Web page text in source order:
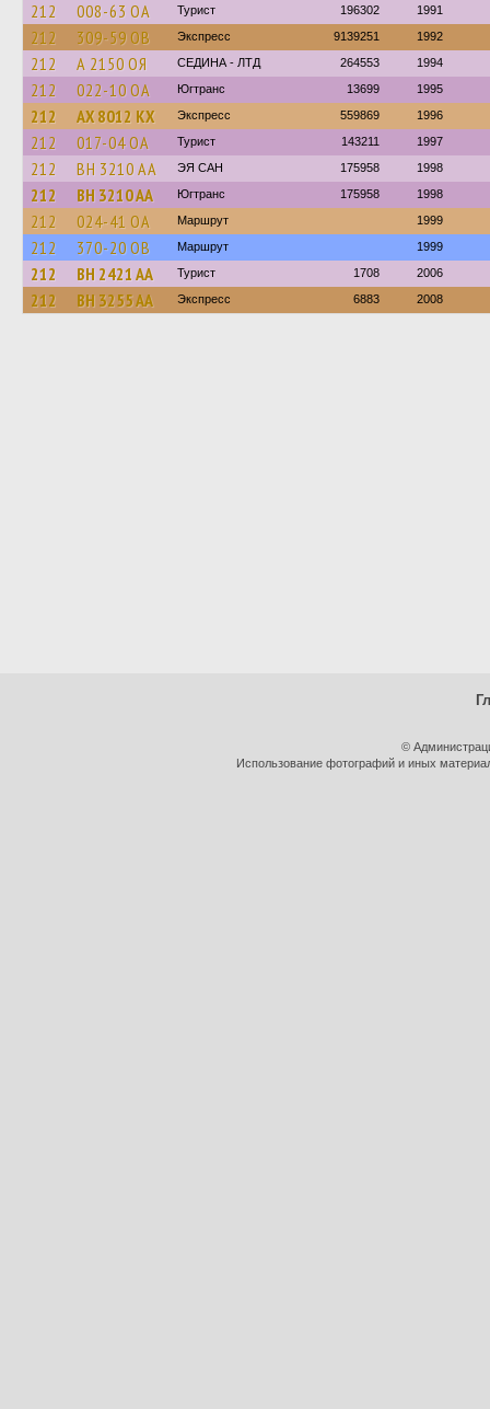
212 008-63 ОА Турист 196302 1991
212 309-59 ОВ Экспресс 9139251 1992
212 А 2150 ОЯ СЕДИНА - ЛТД 264553 1994
212 022-10 ОА Югтранс 13699 1995
212 AX 8012 KX Экспресс 559869 1996
212 017-04 ОА Турист 143211 1997
212 BH 3210 AA ЭЯ САН 175958 1998
212 BH 3210 AA Югтранс 175958 1998
212 024-41 ОА Маршрут 1999
212 370-20 ОВ Маршрут 1999
212 BH 2421 AA Турист 1708 2006
212 BH 3255 AA Экспресс 6883 2008
©
Использование фотографий и иных